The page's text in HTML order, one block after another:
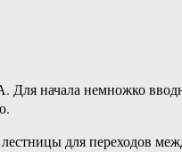
начала немножко
для переходов